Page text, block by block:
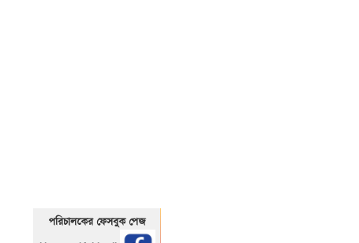
পরিচালকের ফেসবুক পেজ